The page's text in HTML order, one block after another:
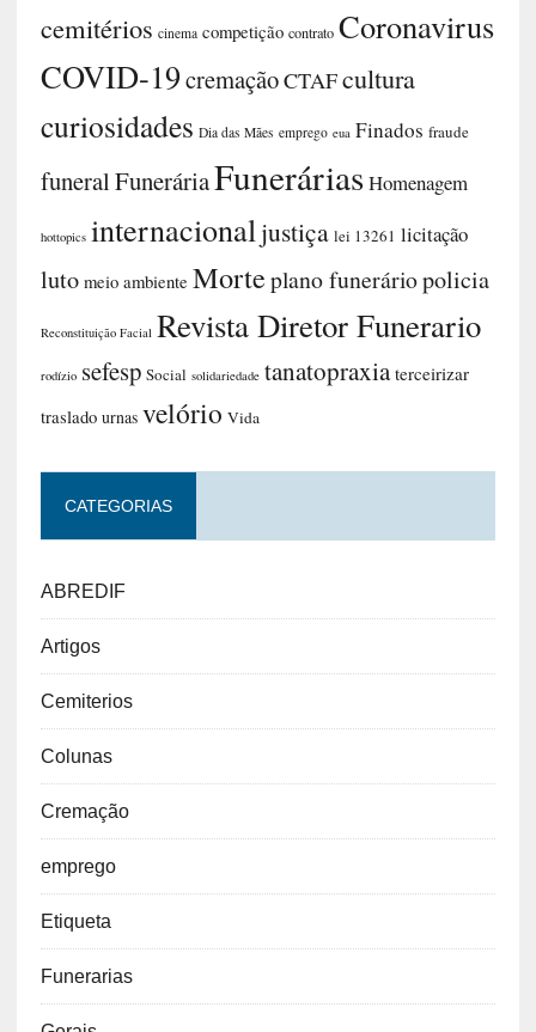
cemitérios cinema competição contrato Coronavirus
COVID-19cremaçãoCTAFcultura
curiosidades Dia das Mães emprego eua Finados fraude
funeralFuneráriaFuneráriasHomenagem
hottopics internacionaljustiça lei 13261 licitação
luto meio ambiente Morteplano funeráriopolicia
Reconstituição Facial Revista Diretor Funerario
rodízio sefesp Social solidariedade tanatopraxia terceirizar
traslado urnas velório Vida
CATEGORIAS
ABREDIF
Artigos
Cemiterios
Colunas
Cremação
emprego
Etiqueta
Funerarias